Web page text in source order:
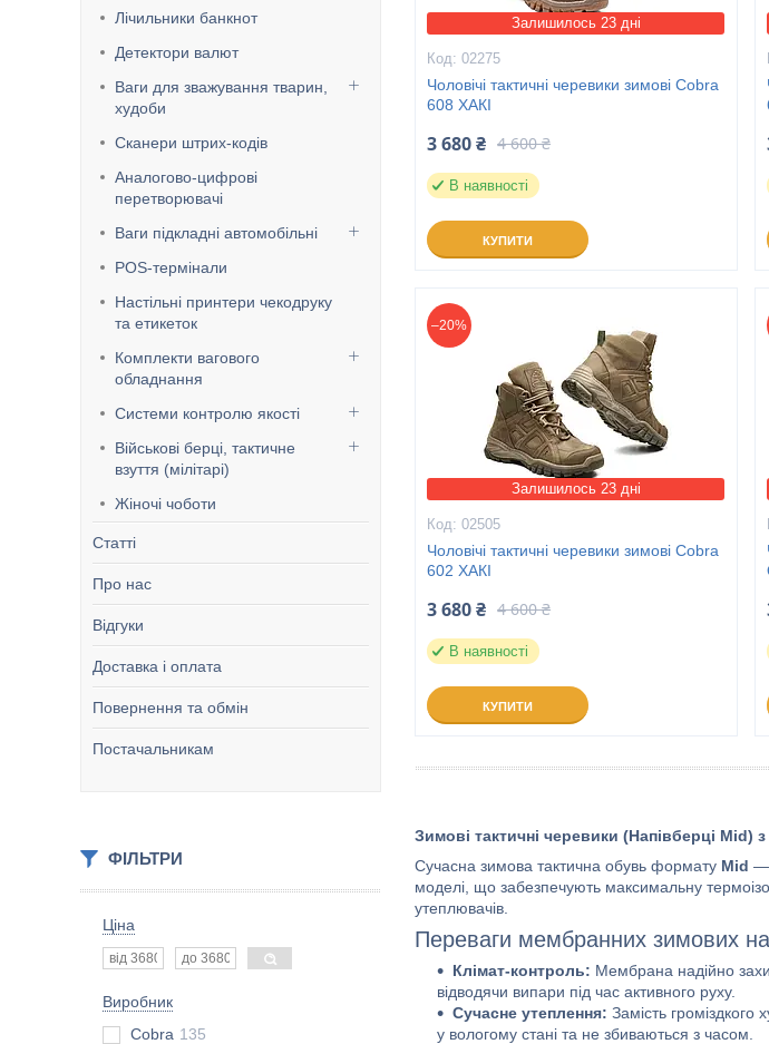
Лічильники банкнот
Детектори валют
Ваги для зважування тварин,
худоби
Сканери штрих-кодів
Аналогово-цифрові
перетворювачі
Ваги підкладні автомобільні
POS-термінали
Настільні принтери чекодруку
та етикеток
Комплекти вагового
обладнання
Системи контролю якості
Військові берці, тактичне
взуття (мілітарі)
Жіночі чоботи
Статті
Про нас
Відгуки
Доставка і оплата
Повернення та обмін
Постачальникам
ФІЛЬТРИ
Ціна
Виробник
Cobra 135
Залишилось 23 дні
02275
Чоловічі тактичні черевики зимові Cobra
608 ХАКІ
3 680 ₴ 4 600 ₴
В наявності
КУПИТИ
–20%
Залишилось 23 дні
02505
Чоловічі тактичні черевики зимові Cobra
602 ХАКІ
3 680 ₴ 4 600 ₴
В наявності
КУПИТИ
Зимові тактичні черевики (Напівберці Mid)
Сучасна зимова тактична обувь формату Mid —
моделі, що забезпечують максимальну
утеплювачів.
Переваги мембранних зимових
Клімат-контроль: Мембрана надійно
відводячи випари під час активного руху.
Сучасне утеплення: Замість громіздкого
у вологому стані та не збиваються з часом.